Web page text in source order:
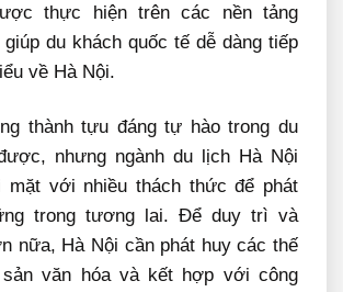
thực hiện trên các nền tảng
du khách quốc tế dễ dàng tiếp
về Hà Nội.
thành tựu đáng tự hào trong du
nhưng ngành du lịch Hà Nội
mặt với nhiều thách thức để phát
trong tương lai. Để duy trì và
nữa, Hà Nội cần phát huy các thế
văn hóa và kết hợp với công